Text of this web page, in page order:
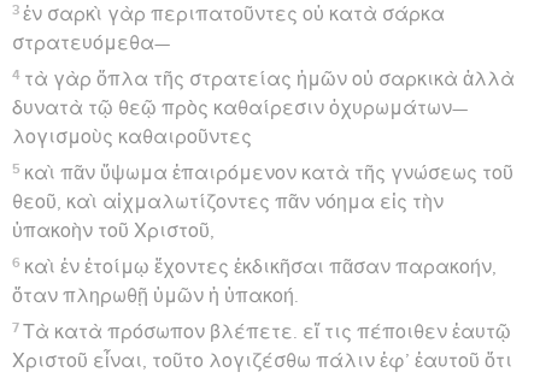
3 ἐν σαρκὶ γὰρ περιπατοῦντες οὐ κατὰ σάρκα
στρατευόμεθα—
4 τὰ γὰρ ὅπλα τῆς στρατείας ἡμῶν οὐ σαρκικὰ ἀλλὰ
δυνατὰ τῷ θεῷ πρὸς καθαίρεσιν ὀχυρωμάτων—
λογισμοὺς καθαιροῦντες
5 καὶ πᾶν ὕψωμα ἐπαιρόμενον κατὰ τῆς γνώσεως τοῦ
θεοῦ, καὶ αἰχμαλωτίζοντες πᾶν νόημα εἰς τὴν
ὑπακοὴν τοῦ Χριστοῦ,
6 καὶ ἐν ἑτοίμῳ ἔχοντες ἐκδικῆσαι πᾶσαν παρακοήν,
ὅταν πληρωθῇ ὑμῶν ἡ ὑπακοή.
7 Τὰ κατὰ πρόσωπον βλέπετε. εἴ τις πέποιθεν ἑαυτῷ
Χριστοῦ εἶναι, τοῦτο λογιζέσθω πάλιν ἐφ’ ἑαυτοῦ ὅτι